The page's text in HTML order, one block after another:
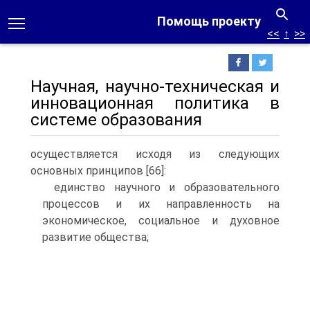
Помощь проекту
<< ↑ >>
Научная, научно-техническая и
инновационная политика в
системе образования
осуществляется исходя из следующих
основных принципов [66]:
единство научного и образовательного
процессов и их направленность на
экономическое, социальное и духовное
развитие общества;